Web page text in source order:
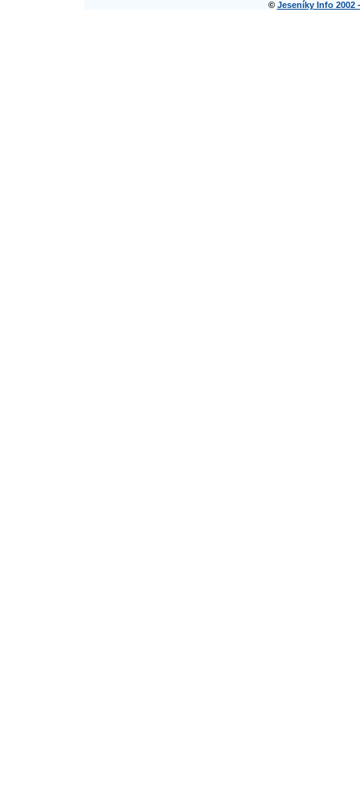
© Jeseníky Info 2002